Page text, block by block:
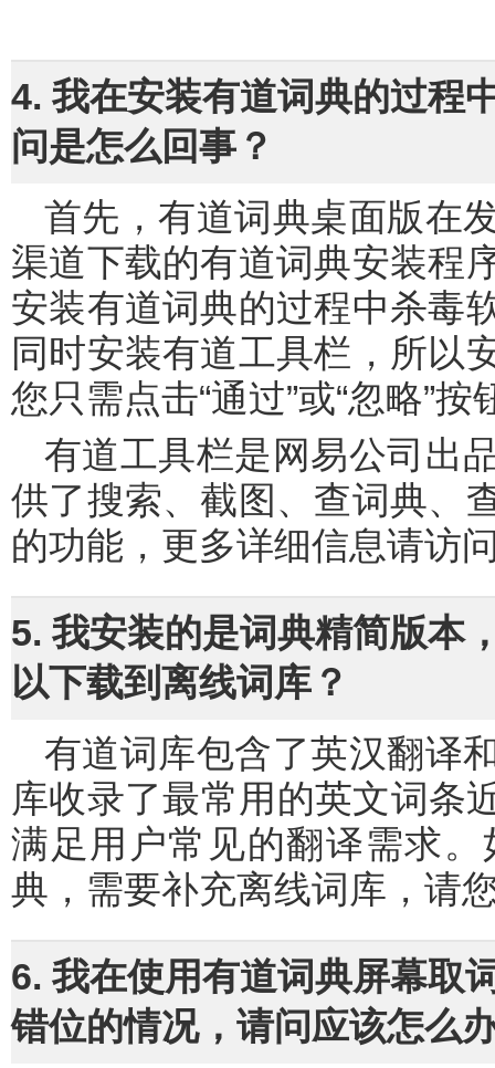
4. 我在安装有道词典的过程
问是怎么回事？
首先，有道词典桌面版在发布前都经过了严格的测试，从正常
渠道下载的有道词典安装程
安装有道词典的过程中杀毒
同时安装有道工具栏，所以
您只需点击“通过”或“忽略”
有道工具栏是网易公司出品的另一款便捷好用的绿色软件，提
供了搜索、截图、查词典、
的功能，更多详细信息请访
5. 我安装的是词典精简版本
以下载到离线词库？
有道词库包含了英汉翻译和汉英翻译所需要的词典文件，该词
库收录了最常用的英文词条
满足用户常见的翻译需求
典，需要补充离线词库，请
6. 我在使用有道词典屏幕取
错位的情况，请问应该怎么